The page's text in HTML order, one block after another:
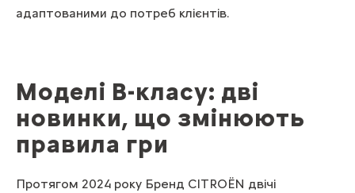
адаптованими до потреб клієнтів.
Моделі В-класу: дві
новинки, що змінюють
правила гри
Протягом 2024 року Бренд CITROЁN двічі